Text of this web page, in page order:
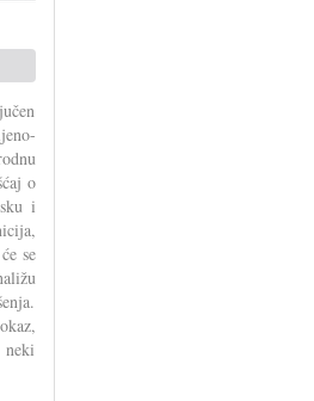
o
i
se
neki